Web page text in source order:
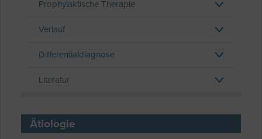
Prophylaktische Therapie
Verlauf
Differentialdiagnose
Literatur
Ätiologie